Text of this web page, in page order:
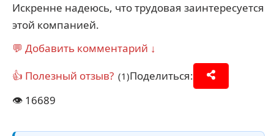
Искренне надеюсь, что трудовая заинтересуется
этой компанией.
💬 Добавить комментарий ↓
👍 Полезный отзыв? (1)Поделиться:
👁️ 16689